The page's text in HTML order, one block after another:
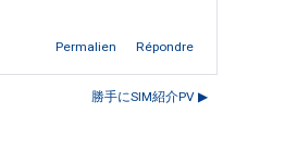
Permalien Répondre
勝手にSIM紹介PV ▶︎